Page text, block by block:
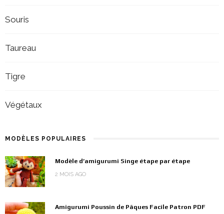
Souris
Taureau
Tigre
Végétaux
MODÈLES POPULAIRES
Modèle d’amigurumi Singe étape par étape
2 MOIS AGO
Amigurumi Poussin de Pâques Facile Patron PDF